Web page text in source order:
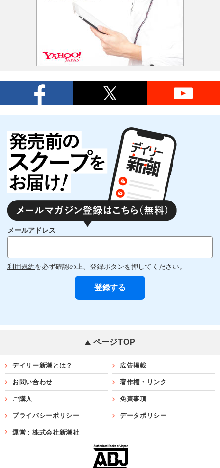
メールアドレス
利用規約を必ず確認の上、登録ボタンを押してください。
ページTOP
デイリー新潮とは？ 広告掲載
お問い合わせ 著作権・リンク
ご購入 免責事項
プライバシーポリシー データポリシー
運営：株式会社新潮社